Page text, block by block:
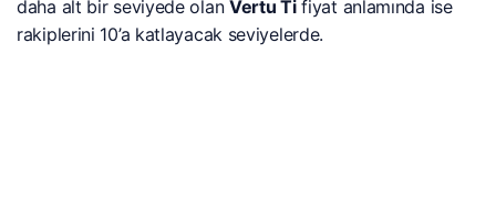
daha alt bir seviyede olan Vertu Tifiyat anlamında ise
rakiplerini 10’a katlayacak seviyelerde.